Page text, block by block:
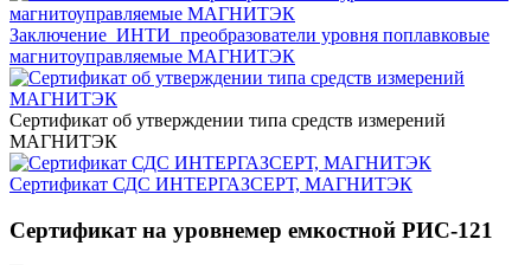
Заключение_ИНТИ_преобразователи уровня поплавковые
магнитоуправляемые МАГНИТЭК
Сертификат об утверждении типа средств измерений
МАГНИТЭК
Сертификат СДС ИНТЕРГАЗСЕРТ, МАГНИТЭК
Сертификат на уровнемер емкостной РИС-121